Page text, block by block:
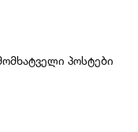
პოსტები